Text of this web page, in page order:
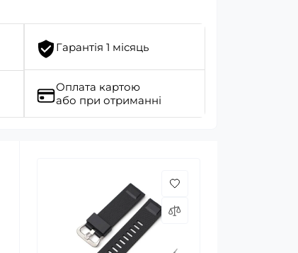
Гарантія 1 місяць
Оплата картою
або при отриманні